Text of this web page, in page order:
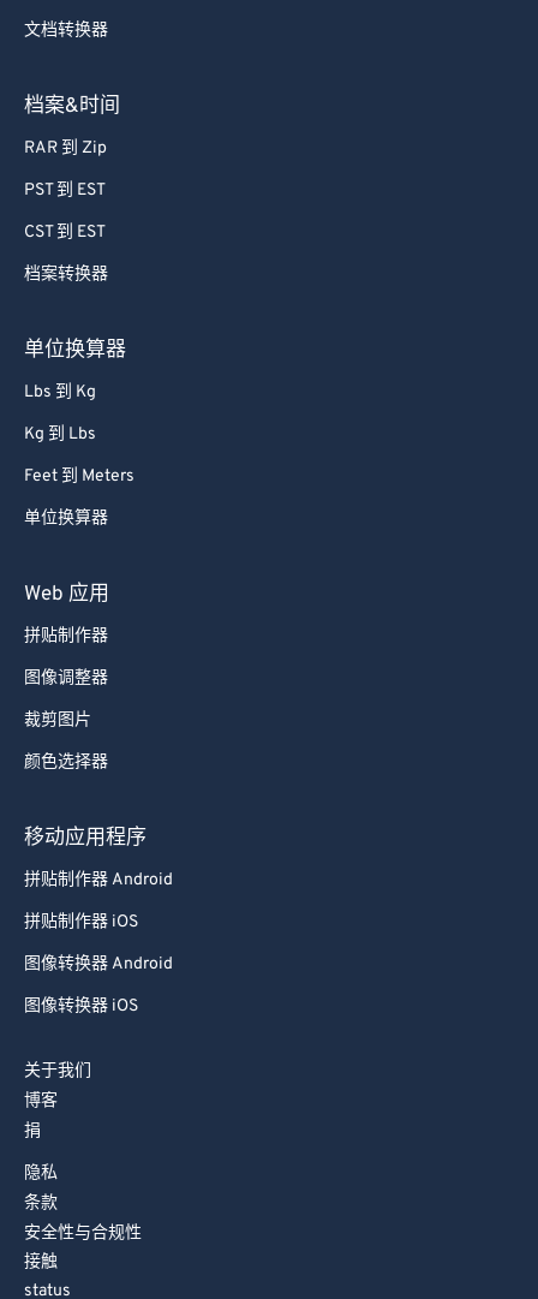
文档转换器
档案&时间
RAR 到 Zip
PST 到 EST
CST 到 EST
档案转换器
单位换算器
Lbs 到 Kg
Kg 到 Lbs
Feet 到 Meters
单位换算器
Web 应用
拼贴制作器
图像调整器
裁剪图片
颜色选择器
移动应用程序
拼贴制作器 Android
拼贴制作器 iOS
图像转换器 Android
图像转换器 iOS
关于我们
博客
捐
隐私
条款
安全性与合规性
接触
status